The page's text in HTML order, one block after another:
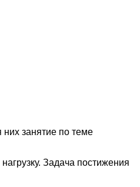
них занятие по теме
Задача постижения